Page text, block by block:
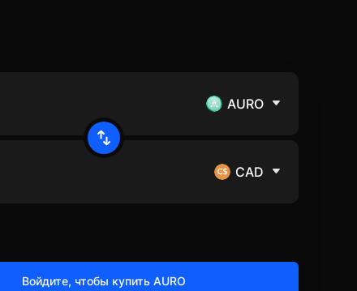
AURO
CAD
Войдите, чтобы купить AURO